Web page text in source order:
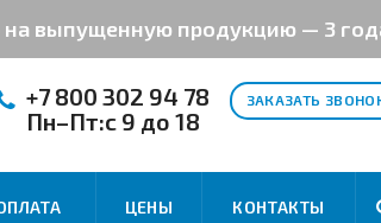
на выпущенную продукцию — 3
ЗАКАЗАТЬ
+7 800 302 94 78
Пн–Пт:с 9 до 18
ЦЕНЫ КОНТАКТЫ